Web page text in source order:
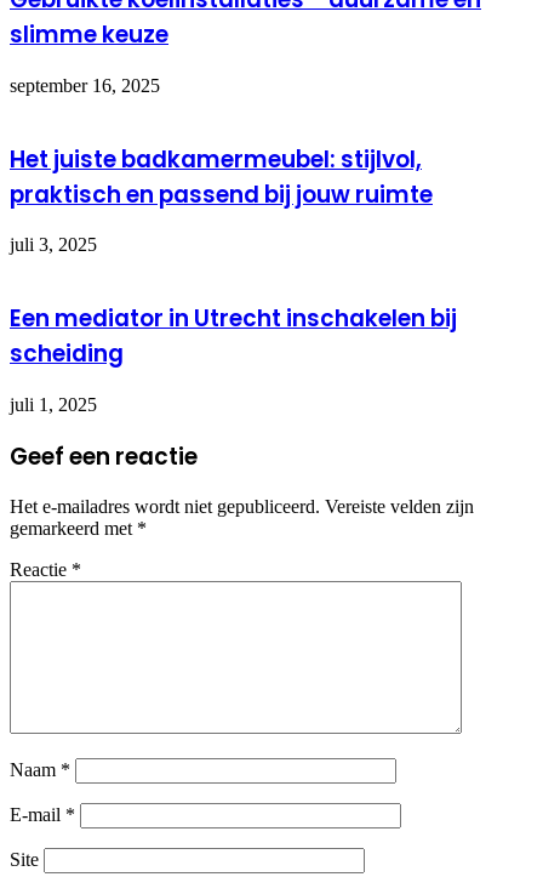
slimme keuze
september 16, 2025
Het juiste badkamermeubel: stijlvol,
praktisch en passend bij jouw ruimte
juli 3, 2025
Een mediator in Utrecht inschakelen bij
scheiding
juli 1, 2025
Geef een reactie
Het e-mailadres wordt niet gepubliceerd. Vereiste velden zijn
gemarkeerd met *
Reactie *
Naam *
E-mail *
Site